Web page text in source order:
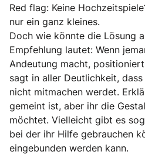
Red flag: Keine
nur ein ganz kleines.
Doch wie könnte die Lösung
Empfehlung lautet: Wenn
Andeutung macht,
sagt in aller Deutlichkeit,
nicht mitmachen werdet.
gemeint ist, aber ihr die
möchtet. Vielleicht gibt es
bei der ihr Hilfe gebrauchen
eingebunden werden kann.